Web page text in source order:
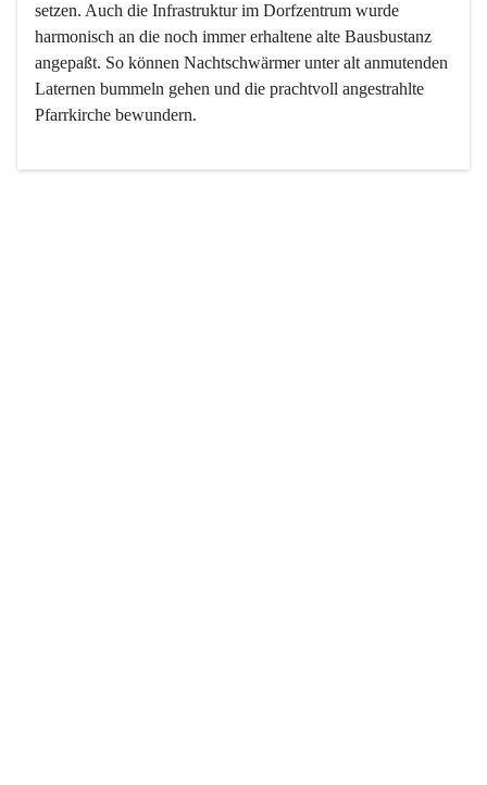
setzen. Auch die Infrastruktur im Dorfzentrum wurde
harmonisch an die noch immer erhaltene alte Bausbustanz
angepaßt. So können Nachtschwärmer unter alt anmutenden
Laternen bummeln gehen und die prachtvoll angestrahlte
Pfarrkirche bewundern.
Der Weinbau dominert heute nicht mehr, ist aber integrativer